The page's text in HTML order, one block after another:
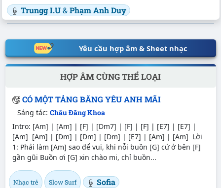
Trungg I.U&Phạm Anh Duy
Yêu cầu hợp âm & Sheet nhạc
HỢP ÂM CÙNG THỂ LOẠI
CÓ MỘT TẢNG BĂNG YÊU ANH MÃI
Sáng tác: Châu Đăng Khoa
Intro: [Am] | [Am] | [F] | [Dm7] | [F] | [F] | [E7] | [E7] |
[Am] [Am] | [Dm] | [Dm] | [Dm] | [E7] | [Am] | [Am] Lời
1: Phải làm [Am] sao để vui, khi nỗi buồn [G] cứ ở bên [F]
gần gũi Buồn ơi [G] xin chào mi, chỉ buồn...
Nhạc trẻ Slow Surf Sofia